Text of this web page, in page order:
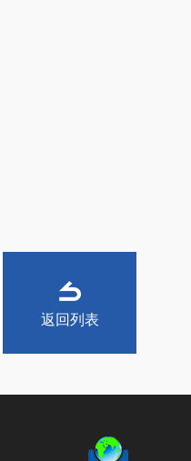
返回列表